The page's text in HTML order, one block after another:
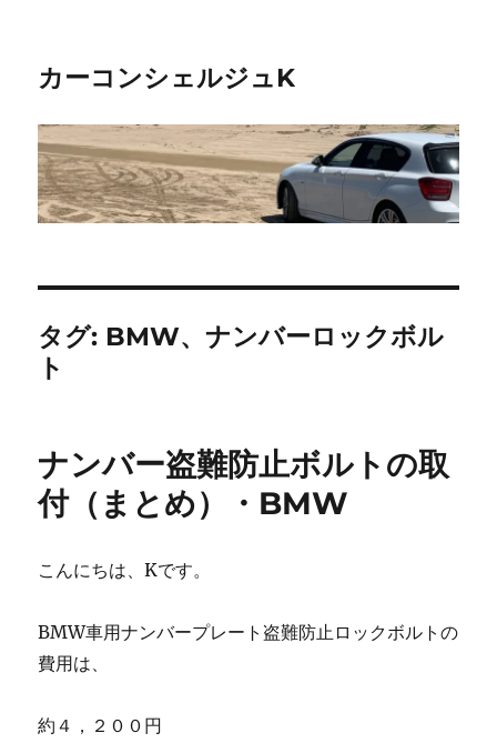
カーコンシェルジュK
タグ: BMW、ナンバーロックボル
ト
ナンバー盗難防止ボルトの取
付（まとめ）・BMW
こんにちは、Kです。
BMW車用ナンバープレート盗難防止ロックボルトの
費用は、
約４，２００円